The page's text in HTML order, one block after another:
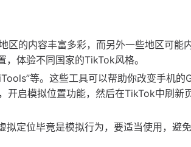
的内容丰富多彩，而另外一些地区可能
体验不同国家的TikTok风格。
等。这些工具可以帮助你改变手机的
启模拟位置功能，然后在TikTok中刷新
定位毕竟是模拟行为，要适当使用，避